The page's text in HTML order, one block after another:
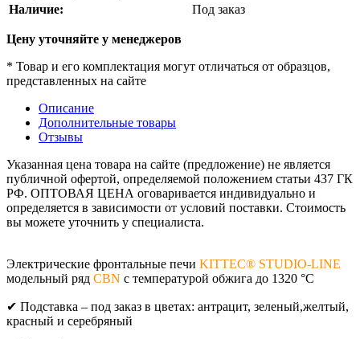
Наличие:
Под заказ
Цену уточняйте у менеджеров
* Товар и его комплектация могут отличаться от образцов,
представленных на сайте
Описание
Дополнительные товары
Отзывы
Указанная цена товара на сайте (предложение) не является
публичной офертой, определяемой положением статьи 437 ГК
РФ. ОПТОВАЯ ЦЕНА оговаривается индивидуально и
определяется в зависимости от условий поставки. Стоимость
вы можете уточнить у специалиста.
Электрические фронтальные печи KITTEC® STUDIO-LINE
модельный ряд CBN c температурой обжига до 1320 °C
✔ Подставка – под заказ в цветах: антрацит, зеленый,желтый,
красный и серебряный